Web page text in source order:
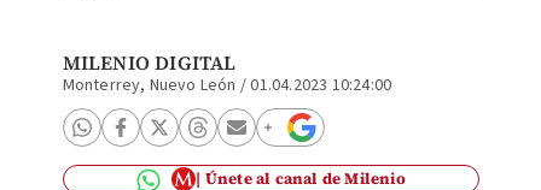
MILENIO DIGITAL
Monterrey, Nuevo León /01.04.2023 10:24:00
Únete al canal de Milenio